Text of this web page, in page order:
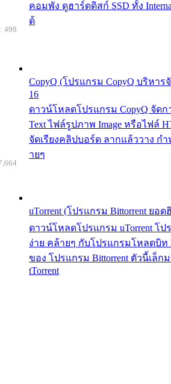
คอมพัง ดูฮาร์ดดิสก์ SSD ทั้ง
ด้
CopyQ (โปรแกรม CopyQ บริหา
16
ดาวน์โหลดโปรแกรม CopyQ จัด
Text ไฟล์รูปภาพ Image หรือไฟล์
จัดเรียงคลิปบอร์ด ลากแล้ววาง ก
ายๆ
498
uTorrent (โปรแกรม Bittorrent ยอ
ดาวน์โหลดโปรแกรม uTorrent โป
ง่าย คล้ายๆ กับโปรแกรมโหลดบิท
ของ โปรแกรม Bittorrent ตัวนี้เล็ก
tTorrent